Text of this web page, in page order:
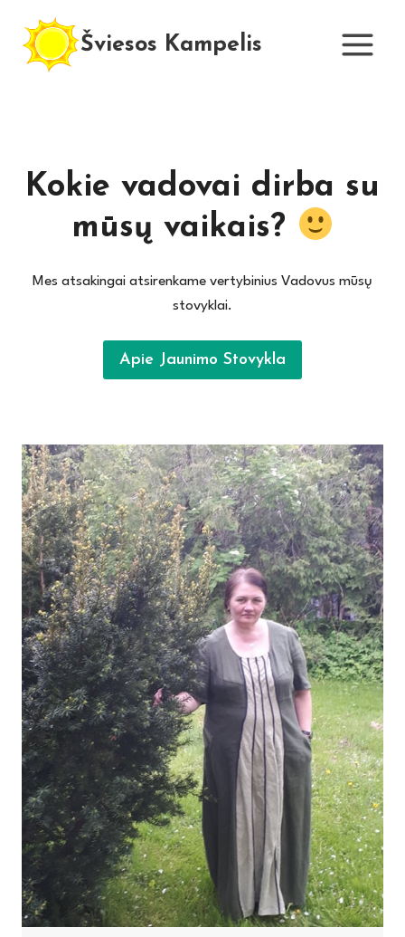
content
Šviesos Kampelis
Kokie vadovai dirba su
mūsų vaikais?
Mes atsakingai atsirenkame vertybinius Vadovus mūsų
stovyklai.
Apie Jaunimo Stovykla